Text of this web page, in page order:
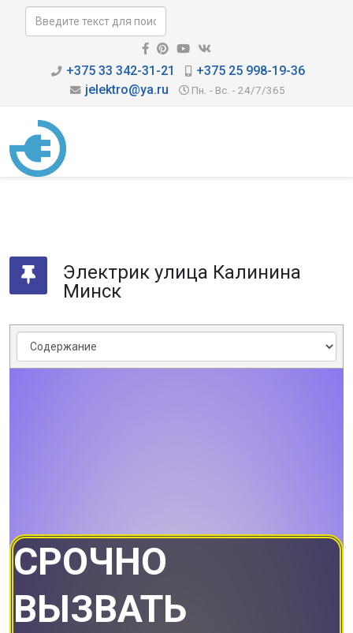
+375 33 342-31-21
+375 25 998-19-36
jelektro@ya.ru
Пн. - Вс. - 24/7/365
Электрик улица Калинина
Минск
СРОЧНО
ВЫЗВАТЬ